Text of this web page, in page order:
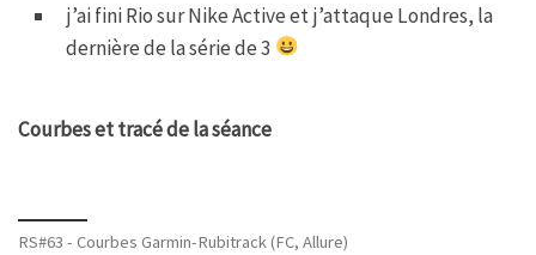
j’ai fini Rio sur Nike Active et j’attaque Londres, la
dernière de la série de 3
Courbes et tracé de la séance
RS#63 - Courbes Garmin-Rubitrack (FC, Allure)